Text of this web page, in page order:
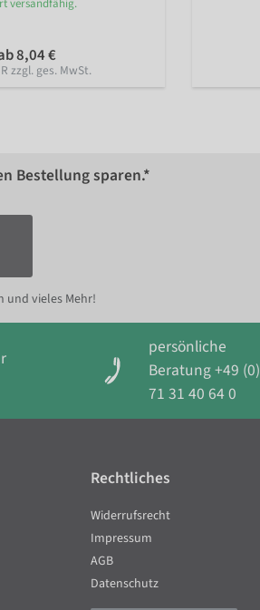
versandfähig.
8,04 €
zzgl. ges. MwSt.
Bestellung sparen.*
und vieles Mehr!
persönliche
Beratung +49 (0)
71 31 40 64 0
Rechtliches
Widerrufsrecht
Impressum
AGB
Datenschutz